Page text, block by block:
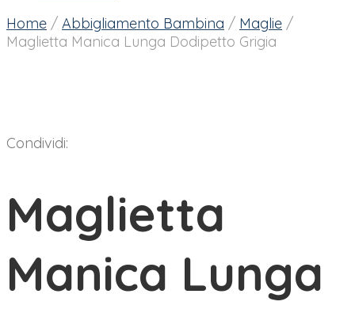
Home / Abbigliamento Bambina / Maglie /
Maglietta Manica Lunga Dodipetto Grigia
Condividi:
Maglietta
Manica Lunga